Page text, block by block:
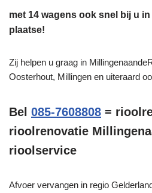
met 14 wagens ook snel bij u
plaatse!
Zij helpen u graag in
Oosterhout, Millingen en uiteraard
Bel 085-7608808 =
rioolrenovatie
rioolservice
Afvoer vervangen in regio